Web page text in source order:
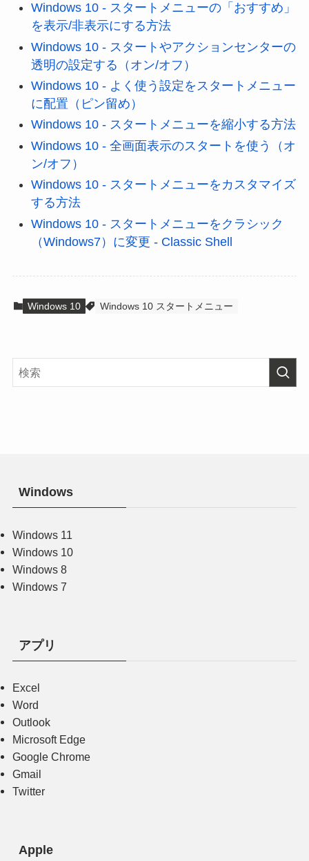
Windows 10 - スタートメニューの「おすすめ」
を表示/非表示にする方法
Windows 10 - スタートやアクションセンターの
透明の設定する（オン/オフ）
Windows 10 - よく使う設定をスタートメニュー
に配置（ピン留め）
Windows 10 - スタートメニューを縮小する方法
Windows 10 - 全画面表示のスタートを使う（オ
ン/オフ）
Windows 10 - スタートメニューをカスタマイズ
する方法
Windows 10 - スタートメニューをクラシック
（Windows7）に変更 - Classic Shell
Windows 10 Windows 10 スタートメニュー
Windows
Windows 11
Windows 10
Windows 8
Windows 7
アプリ
Excel
Word
Outlook
Microsoft Edge
Google Chrome
Gmail
Twitter
Apple